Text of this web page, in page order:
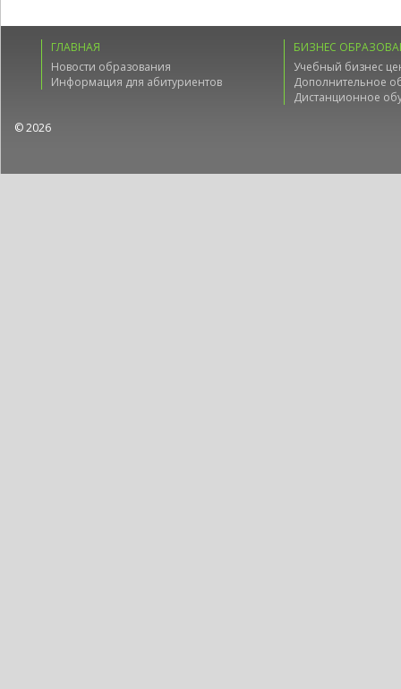
ГЛАВНАЯ
Новости образования
Информация для абитуриентов
БИЗНЕС
Учебный бизнес
Дополнительное
Дистанционное
© 2026